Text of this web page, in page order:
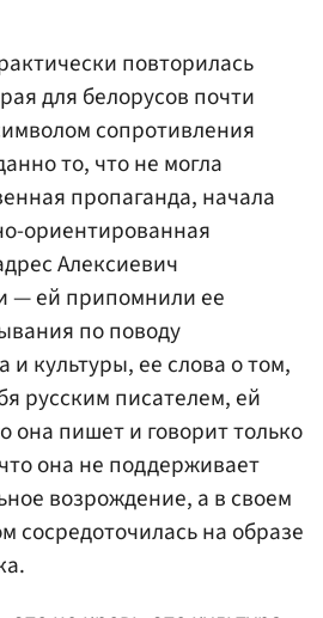
повторилась
для белорусов почти
сопротивления
то, что не могла
пропаганда, начала
ориентированная
Алексиевич
— ей припомнили ее
по поводу
и культуры, ее слова о том,
русским писателем, ей
она пишет и говорит только
она не поддерживает
возрождение, а в своем
сосредоточилась на образе